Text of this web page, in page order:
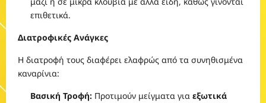
επιθετικά.
Διατροφικές Ανάγκες
Η διατροφή τους διαφέρει ελαφρώς από τα συνηθισμένα
καναρίνια:
Βασική Τροφή: Προτιμούν μείγματα για εξωτικά